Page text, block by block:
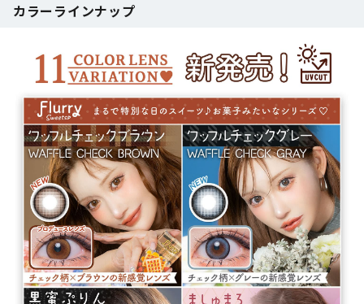
カラーラインナップ